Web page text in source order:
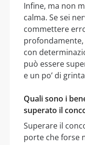
Infine, ma non
calma. Se sei
commettere
con
può essere
e un po’ di
Quali sono i
superato il
Superare il
porte che forse